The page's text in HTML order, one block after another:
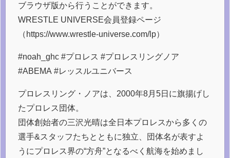
ブラウザ版から行うことができます。
WRESTLE UNIVERSE会員登録ページ
（https://www.wrestle-universe.com/lp）
#noah_ghc #プロレス #プロレスリングノア
#ABEMA #レッスルユニバース
プロレスリング・ノアは、2000年8月5日に旗揚げし
たプロレス団体。
団体創始者の三沢光晴は全日本プロレスから多くの
選手&スタッフたちとともに独立、団体名が表すよ
うにプロレス界の“方舟”となるべく航海を始めまし